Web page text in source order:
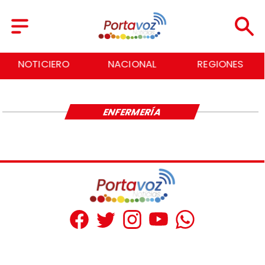
NOTICIERO NACIONAL REGIONES
ENFERMERÍA